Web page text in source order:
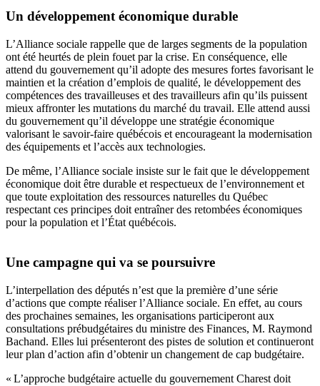
Un développement économique durable
L’Alliance sociale rappelle que de larges segments de la population
ont été heurtés de plein fouet par la crise. En conséquence, elle
attend du gouvernement qu’il adopte des mesures fortes favorisant le
maintien et la création d’emplois de qualité, le développement des
compétences des travailleuses et des travailleurs afin qu’ils puissent
mieux affronter les mutations du marché du travail. Elle attend aussi
du gouvernement qu’il développe une stratégie économique
valorisant le savoir-faire québécois et encourageant la modernisation
des équipements et l’accès aux technologies.
De même, l’Alliance sociale insiste sur le fait que le développement
économique doit être durable et respectueux de l’environnement et
que toute exploitation des ressources naturelles du Québec
respectant ces principes doit entraîner des retombées économiques
pour la population et l’État québécois.
Une campagne qui va se poursuivre
L’interpellation des députés n’est que la première d’une série
d’actions que compte réaliser l’Alliance sociale. En effet, au cours
des prochaines semaines, les organisations participeront aux
consultations prébudgétaires du ministre des Finances, M. Raymond
Bachand. Elles lui présenteront des pistes de solution et continueront
leur plan d’action afin d’obtenir un changement de cap budgétaire.
« L’approche budgétaire actuelle du gouvernement Charest doit